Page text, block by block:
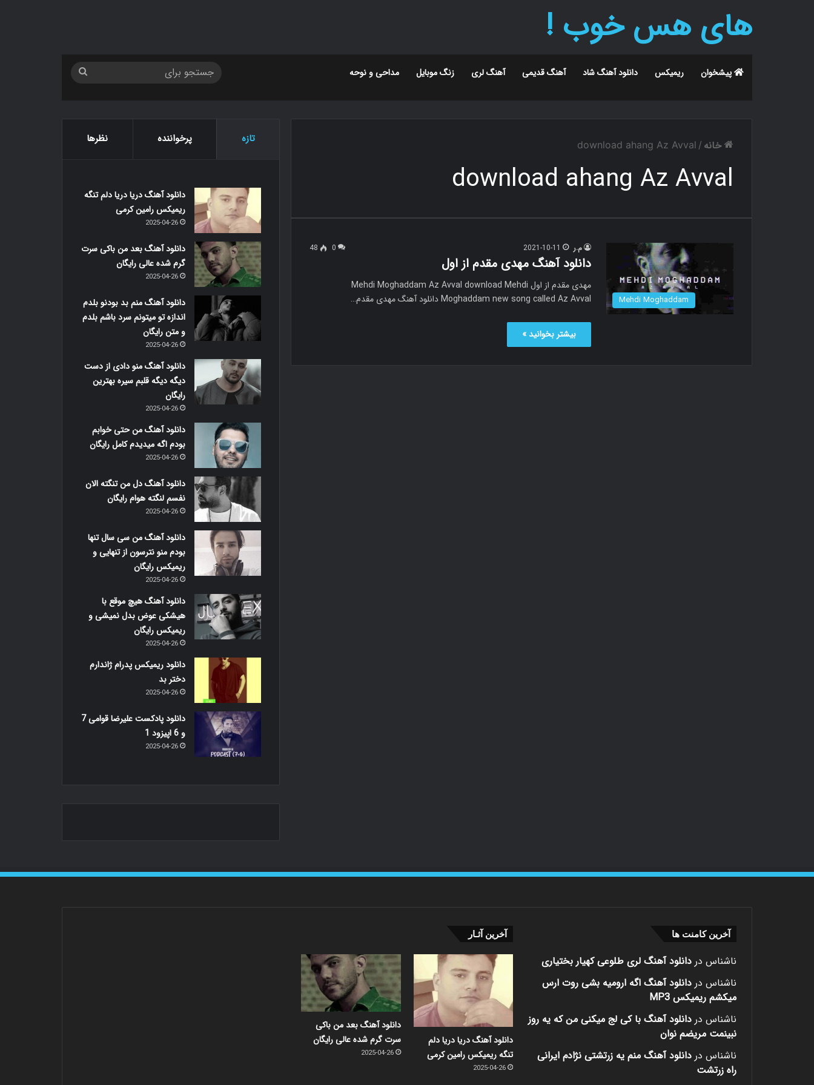
های هس خوب !
پیشخوان ریمیکس دانلود آهنگ شاد آهنگ قدیمی آهنگ لری زنگ موبایل مداحی و نوحه
خانه /
download ahang Az Avval
download ahang Az Avval
Mehdi Moghaddam
م.ر 2021-10-11
0
48
دانلود آهنگ مهدی مقدم از اول
مهدی مقدم از اول Mehdi Moghaddam Az Avval download Mehdi
Moghaddam new song called Az Avval دانلود آهنگ مهدی مقدم…
بیشتر بخوانید »
تازه پرخواننده نظرها
دانلود آهنگ دریا دریا دلم تنگه
ریمیکس رامین کرمی
2025-04-26
دانلود آهنگ بعد من باکی سرت
گرم شده عالی رایگان
2025-04-26
دانلود آهنگ منم بد بودنو بلدم
اندازه تو میتونم سرد باشم بلدم
و متن رایگان
2025-04-26
دانلود آهنگ منو دادی از دست
دیگه دیگه قلبم سیره بهترین
رایگان
2025-04-26
دانلود آهنگ من حتی خوابم
بودم اگه میدیدم کامل رایگان
2025-04-26
دانلود آهنگ دل من تنگته الان
نفسم لنگته هوام رایگان
2025-04-26
دانلود آهنگ من سی سال تنها
بودم منو نترسون از تنهایی و
ریمیکس رایگان
2025-04-26
دانلود آهنگ هیچ موقع با
هیشکی عوض بدل نمیشی و
ریمیکس رایگان
2025-04-26
دانلود ریمیکس پدرام ژاندارم
دختر بد
2025-04-26
دانلود پادکست علیرضا قوامی 7
و 6 اپیزود 1
2025-04-26
آخرین کامنت ها
ناشناس در دانلود آهنگ لری طلوعی کهیار بختیاری
ناشناس در دانلود آهنگ اگه ارومیه بشی روت ارس
میکشم ریمیکس MP3
ناشناس در دانلود آهنگ با کی لج میکنی من که یه روز
نبینمت مریضم نوان
ناشناس در دانلود آهنگ منم یه زرتشتی نژادم ایرانی
راه زرتشت
آخرین آثـار
دانلود آهنگ دریا دریا دلم
تنگه ریمیکس رامین کرمی
2025-04-26
دانلود آهنگ بعد من باکی
سرت گرم شده عالی رایگان
2025-04-26